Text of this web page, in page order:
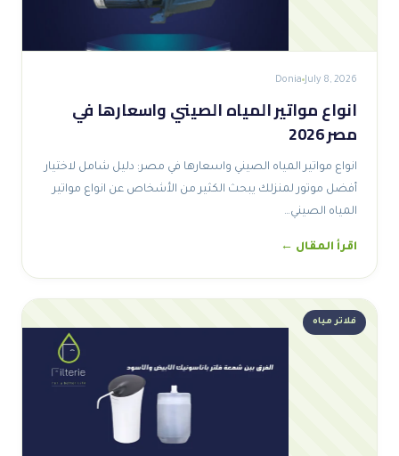
July 8, 2026
Donia
انواع مواتير المياه الصيني واسعارها في
مصر 2026
انواع مواتير المياه الصيني واسعارها في مصر: دليل شامل لاختيار
أفضل موتور لمنزلك يبحث الكثير من الأشخاص عن انواع مواتير
المياه الصيني…
اقرأ المقال ←
فلاتر مياه